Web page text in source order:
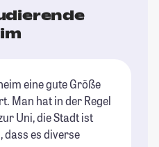
eine gute Größe
Man hat in der Regel
Uni, die Stadt ist
dass es diverse